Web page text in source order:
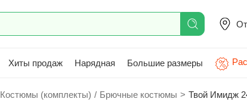
Хиты продаж Нарядная Большие размеры
Костюмы (комплекты) / Брючные костюмы > Твой Имидж